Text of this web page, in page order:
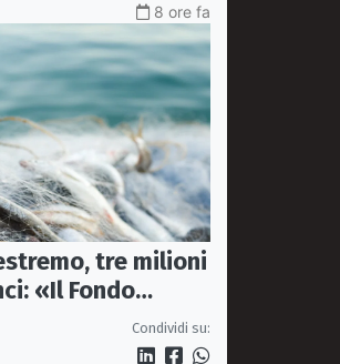
8 ore fa
tre milioni
«Il Fondo
Condividi su: